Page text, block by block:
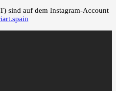
sind auf dem Instagram-Account